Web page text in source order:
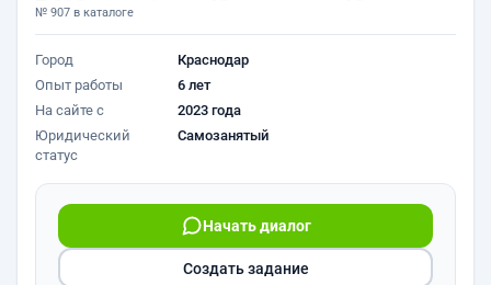
№ 907 в каталоге
Город
Краснодар
Опыт работы
6 лет
На сайте с
2023 года
Юридический
статус
Самозанятый
Начать диалог
Создать задание